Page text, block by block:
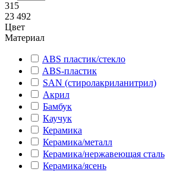
315
23 492
Цвет
Материал
ABS пластик/стекло
ABS-пластик
SAN (стиролакриланитрил)
Акрил
Бамбук
Каучук
Керамика
Керамика/металл
Керамика/нержавеющая сталь
Керамика/ясень